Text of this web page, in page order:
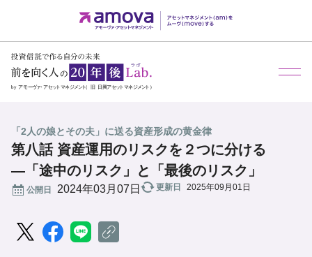
「2人の娘とその夫」に送る資産形成の黄金律
第八話 資産運用のリスクを２つに分ける
―「途中のリスク」と「最後のリスク」
公開日 更新日 2025年09月01日